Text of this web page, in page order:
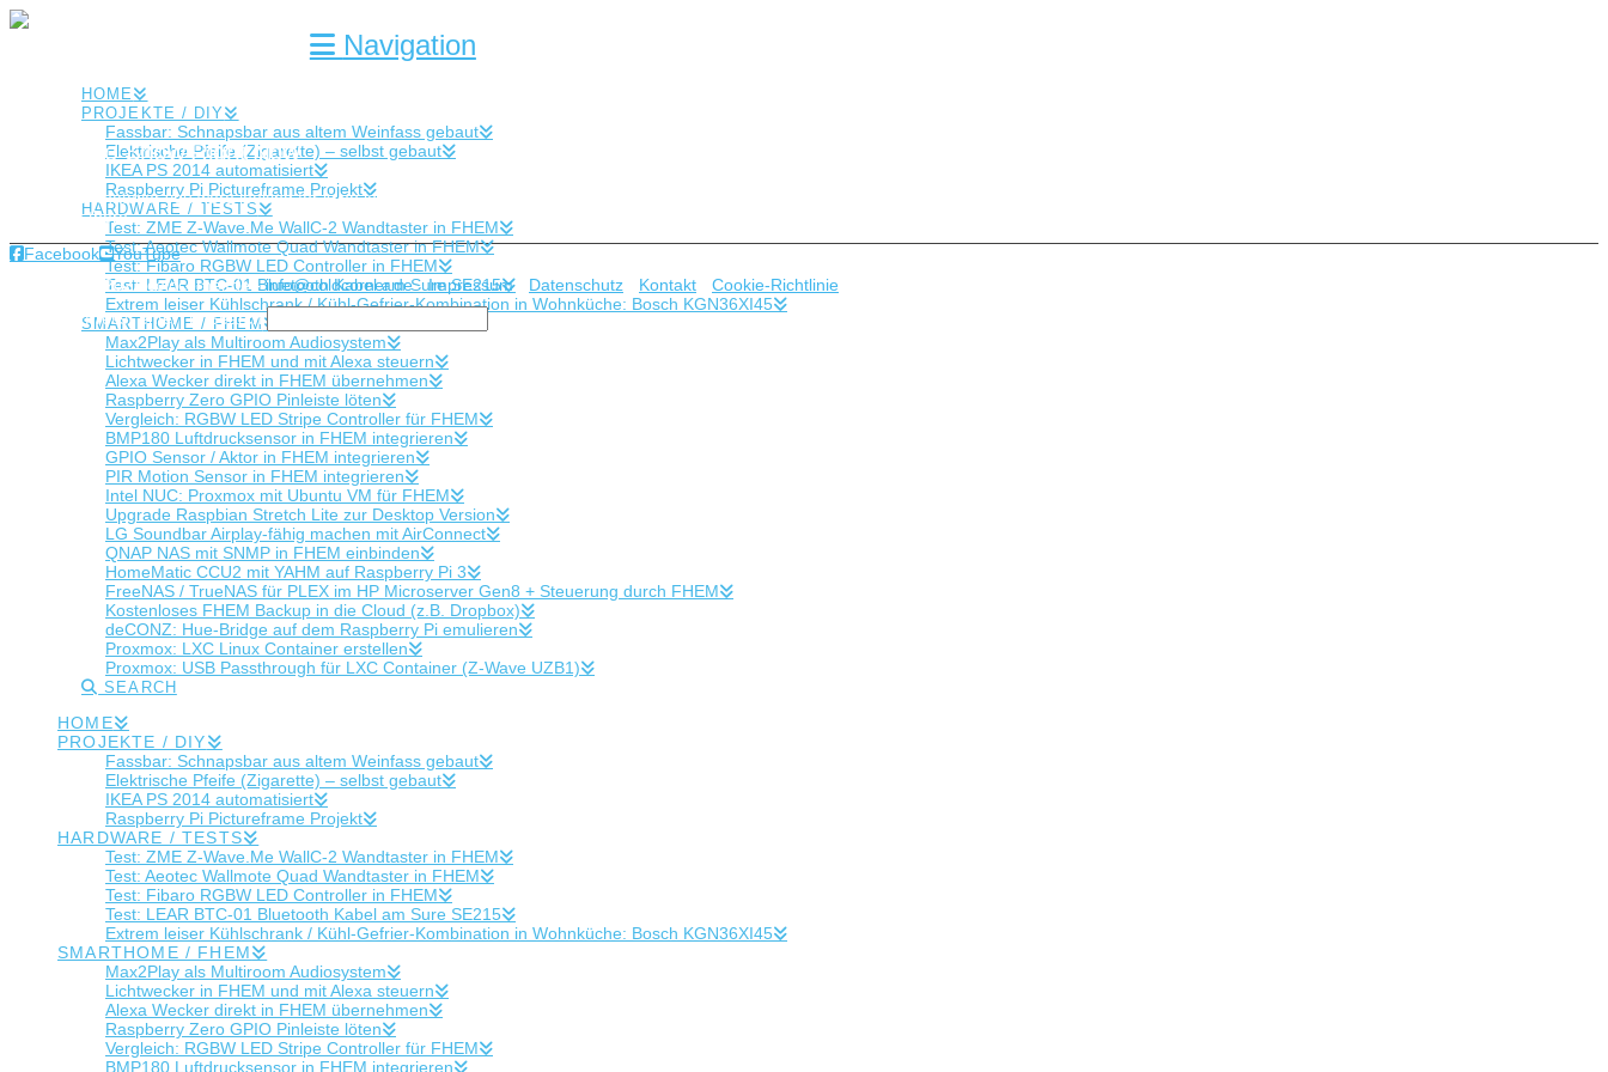
Navigation
HOME
PROJEKTE / DIY
Fassbar: Schnapsbar aus altem Weinfass gebaut
Elektrische Pfeife (Zigarette) – selbst gebaut
IKEA PS 2014 automatisiert
Raspberry Pi Pictureframe Projekt
HARDWARE / TESTS
Test: ZME Z-Wave.Me WallC-2 Wandtaster in FHEM
Test: Aeotec Wallmote Quad Wandtaster in FHEM
Test: Fibaro RGBW LED Controller in FHEM
Test: LEAR BTC-01 Bluetooth Kabel am Sure SE215
Extrem leiser Kühlschrank / Kühl-Gefrier-Kombination in Wohnküche: Bosch KGN36XI45
SMARTHOME / FHEM
Max2Play als Multiroom Audiosystem
Lichtwecker in FHEM und mit Alexa steuern
Alexa Wecker direkt in FHEM übernehmen
Raspberry Zero GPIO Pinleiste löten
Vergleich: RGBW LED Stripe Controller für FHEM
BMP180 Luftdrucksensor in FHEM integrieren
GPIO Sensor / Aktor in FHEM integrieren
PIR Motion Sensor in FHEM integrieren
Intel NUC: Proxmox mit Ubuntu VM für FHEM
Upgrade Raspbian Stretch Lite zur Desktop Version
LG Soundbar Airplay-fähig machen mit AirConnect
QNAP NAS mit SNMP in FHEM einbinden
HomeMatic CCU2 mit YAHM auf Raspberry Pi 3
FreeNAS / TrueNAS für PLEX im HP Microserver Gen8 + Steuerung durch FHEM
Kostenloses FHEM Backup in die Cloud (z.B. Dropbox)
deCONZ: Hue-Bridge auf dem Raspberry Pi emulieren
Proxmox: LXC Linux Container erstellen
Proxmox: USB Passthrough für LXC Container (Z-Wave UZB1)
SEARCH
HOME
PROJEKTE / DIY
Fassbar: Schnapsbar aus altem Weinfass gebaut
Elektrische Pfeife (Zigarette) – selbst gebaut
IKEA PS 2014 automatisiert
Raspberry Pi Pictureframe Projekt
HARDWARE / TESTS
Test: ZME Z-Wave.Me WallC-2 Wandtaster in FHEM
Test: Aeotec Wallmote Quad Wandtaster in FHEM
Test: Fibaro RGBW LED Controller in FHEM
Test: LEAR BTC-01 Bluetooth Kabel am Sure SE215
Extrem leiser Kühlschrank / Kühl-Gefrier-Kombination in Wohnküche: Bosch KGN36XI45
SMARTHOME / FHEM
Max2Play als Multiroom Audiosystem
Lichtwecker in FHEM und mit Alexa steuern
Alexa Wecker direkt in FHEM übernehmen
Raspberry Zero GPIO Pinleiste löten
Vergleich: RGBW LED Stripe Controller für FHEM
BMP180 Luftdrucksensor in FHEM integrieren
Nothing to Show Right Now
It appears whatever you were looking for is no longer here or perhaps wasn't here to begin with. You might want to try starting over from the homepage to see if you can find what you're
after from there.
Facebook
YouTube
Copyright © 2022 coldcorner.de -info@coldcorner.de-Impressum- Datenschutz Kontakt
Cookie-Richtlinie
Type and Press “enter” to Search